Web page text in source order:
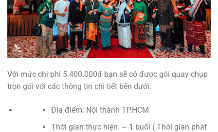
Với mức chi phí 5.400.000đ bạn sẽ có được gói quay chụp
trọn gói với các thông tin chi tiết bên dưới:
Địa điểm: Nội thành TP.HCM
Thời gian thực hiện: ~ 1 buổi ( Thời gian phát